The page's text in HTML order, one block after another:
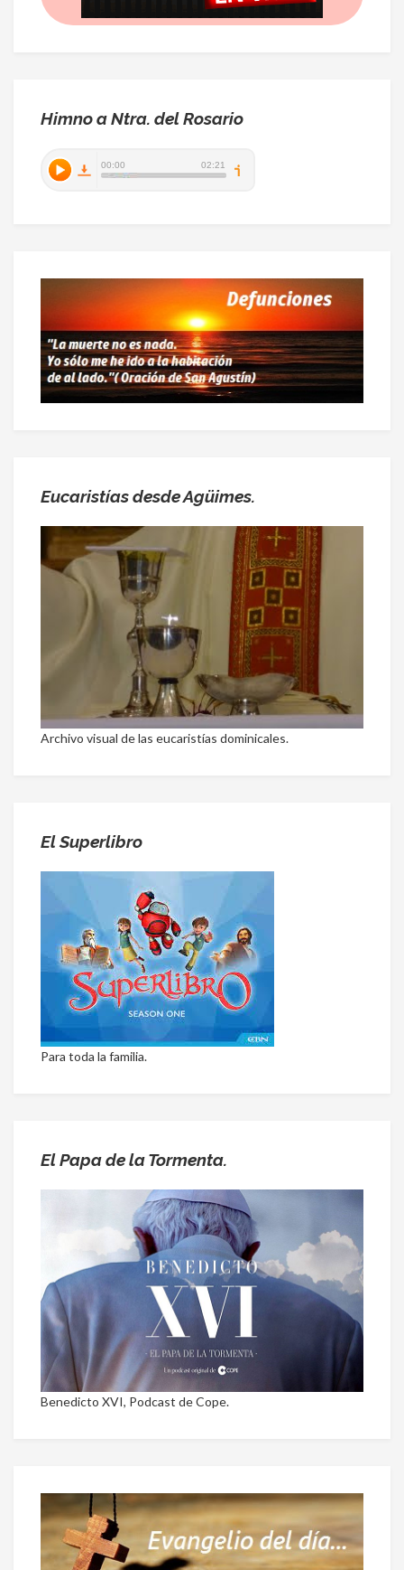
Himno a Ntra. del Rosario
Eucaristías desde Agüimes.
Archivo visual de las eucaristías dominicales.
El Superlibro
Para toda la familia.
El Papa de la Tormenta.
Benedicto XVI, Podcast de Cope.